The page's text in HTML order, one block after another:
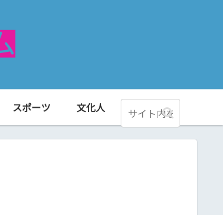
スポーツ 文化人